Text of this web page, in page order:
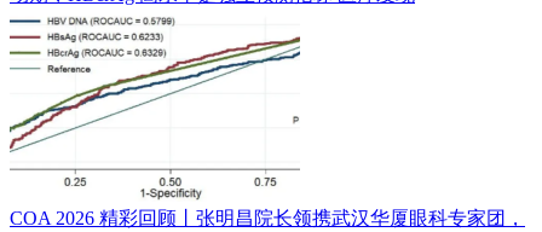
COA 2026 精彩回顾丨张明昌院长领携武汉华厦眼科专家团，